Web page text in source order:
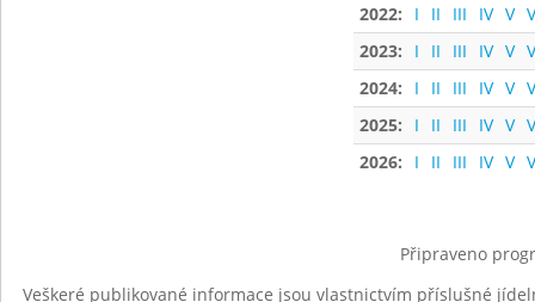
2022:
I II III IV V
2023:
I II III IV V
2024:
I II III IV V
2025:
I II III IV V
2026:
I II III IV V
Připraveno
Veškeré publikované informace jsou vlastnictvím příslušné